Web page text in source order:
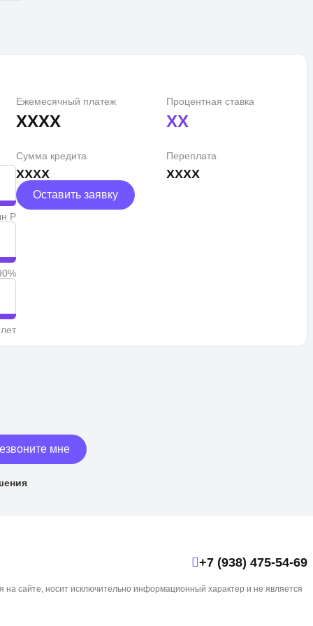
Р
Ежемесячный платеж
XXXX
Процентная ставка
XX
Сумма кредита
XXXX
Переплата
XXXX
Оставить заявку
мне
+7 (938) 475-54-69
сайте, носит исключительно информационный характер и не является